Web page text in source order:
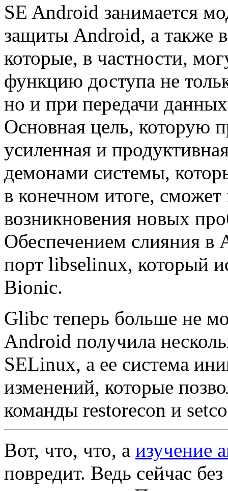
SE Android занимается
защиты Android, а также
которые, в частности,
функцию доступа не
но и при передачи
Основная цель, которую
усиленная и
демонами системы,
в конечном итоге,
возникновения новых
Обеспечением слияния в
порт libselinux, который
Bionic.
Glibc теперь больше не
Android получила
SELinux, а ее система
изменений, которые
команды restorecon и
Вот, что, что, а изучение
повредит. Ведь сейчас